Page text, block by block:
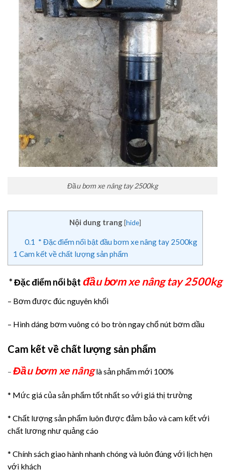
Đầu bơm xe nâng tay 2500kg
Nội dung trang[hide]
0.1 * Đặc điểm nổi bật đầu bơm xe nâng tay 2500kg
1 Cam kết về chất lượng sản phẩm
* Đặc điểm nổi bật đầu bơm xe nâng tay 2500kg
– Bơm được đúc nguyên khối
– Hình dáng bơm vuông có bo tròn ngay chổ nút bơm dầu
Cam kết về chất lượng sản phẩm
– Đầu bơm xe nânglà sản phẩm mới 100%
* Mức giá của sản phẩm tốt nhất so với giá thị trường
* Chất lượng sản phẩm luôn được đảm bảo và cam kết với
chất lương như quảng cáo
* Chính sách giao hành nhanh chóng và luôn đúng với lịch hẹn
với khách